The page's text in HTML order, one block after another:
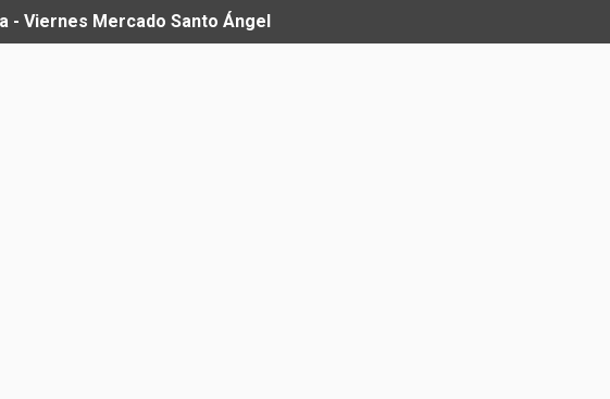
- Viernes Mercado Santo Ángel